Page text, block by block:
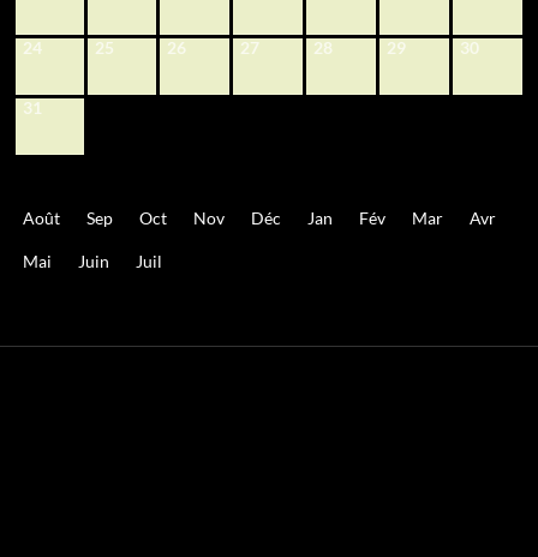
24 25 26 27 28 29 30
31
Août Sep Oct Nov Déc Jan Fév Mar Avr
Mai Juin Juil